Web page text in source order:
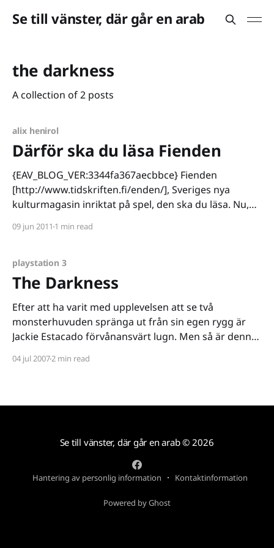
Se till vänster, där går en arab
the darkness
A collection of 2 posts
alix henirol
Därför ska du läsa Fienden
{EAV_BLOG_VER:3344fa367aecbbce} Fienden
[http://www.tidskriften.fi/enden/], Sveriges nya
kulturmagasin inriktat på spel, den ska du läsa. Nu,
aldrig vågade göra, för att parafrasera Mats Nylund.
men som saknar sådant
09 jun 2011 1 min read
playstation 3
The Darkness
Efter att ha varit med upplevelsen att se två
monsterhuvuden spränga ut från sin egen rygg är
Jackie Estacado förvånansvärt lugn. Men så är denna
Franchetti. Jag rynkar lite på näsan och känner
04 jul 20072 min read
Se till vänster, där går en arab© 2026
Hantering av personlig information Kontaktinformation
Powered by Ghost